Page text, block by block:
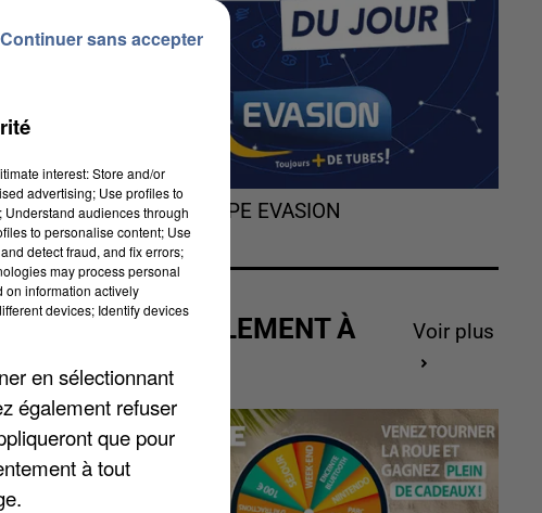
plus
de
L'HOROSCOPE EVASION
ACTUELLEMENT À
Voir plus
interest: Store and/or
advertising; Use profiles to
audiences through
to personalise content; Use
detect fraud, and fix errors;
may process personal
on information actively
devices; Identify devices
en sélectionnant
également refuser
que pour
à tout
Continuer sans accepter